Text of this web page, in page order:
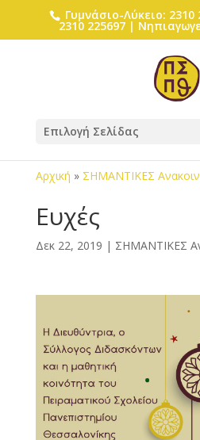
Γυμνάσιο-Λύκειο:
2310 225697 |
Επιλογή Σελίδας
Αρχική » ΣΗΜΑΝΤΙΚΕΣ
Ευχές
Δεκ 22, 2019 | ΣΗΜΑΝΤΙΚΕΣ